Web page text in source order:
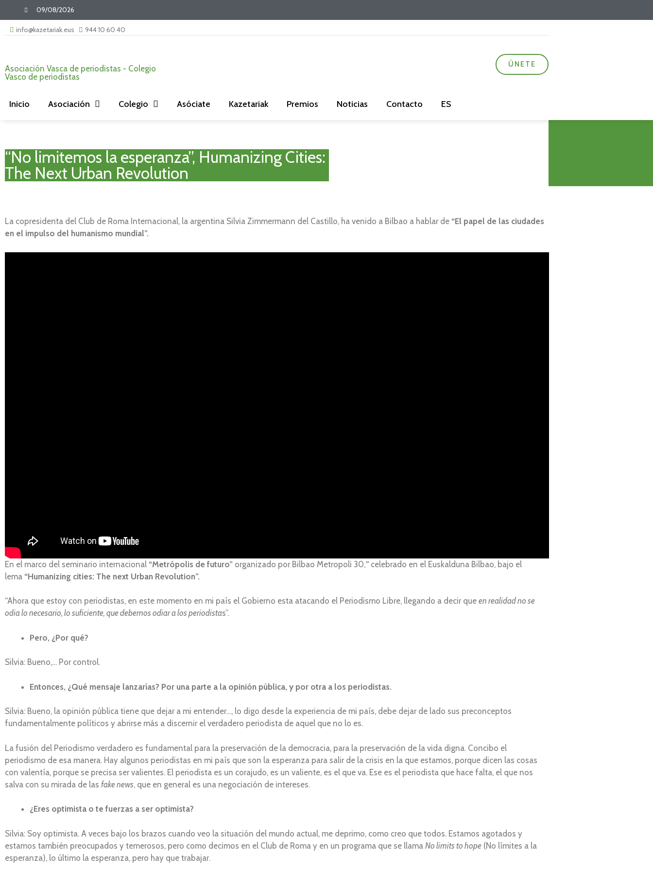
09/08/2026
info@kazetariak.eus 944 10 60 40
Asociación Vasca de periodistas - Colegio
Vasco de periodistas
ÚNETE
Inicio Asociación Colegio Asóciate Kazetariak Premios Noticias Contacto ES
“No limitemos la esperanza”, Humanizing Cities:
The Next Urban Revolution
La copresidenta del Club de Roma Internacional, la argentina Silvia Zimmermann del Castillo, ha venido a Bilbao a hablar de “El papel de las ciudades
en el impulso del humanismo mundial”.
En el marco del seminario internacional “Metrópolis de futuro” organizado por Bilbao Metropoli 30,” celebrado en el Euskalduna Bilbao, bajo el
lema “Humanizing cities: The next Urban Revolution”.
“Ahora que estoy con periodistas, en este momento en mi país el Gobierno esta atacando el Periodismo Libre, llegando a decir que en realidad no se
odia lo necesario, lo suficiente, que debemos odiar a los periodistas”.
Pero, ¿Por qué?
Silvia: Bueno,… Por control.
Entonces, ¿Qué mensaje lanzarías? Por una parte a la opinión pública, y por otra a los periodistas.
Silvia: Bueno, la opinión pública tiene que dejar a mi entender…, lo digo desde la experiencia de mi país, debe dejar de lado sus preconceptos
fundamentalmente políticos y abrirse más a discernir el verdadero periodista de aquel que no lo es.
La fusión del Periodismo verdadero es fundamental para la preservación de la democracia, para la preservación de la vida digna. Concibo el
periodismo de esa manera. Hay algunos periodistas en mi país que son la esperanza para salir de la crisis en la que estamos, porque dicen las cosas
con valentía, porque se precisa ser valientes. El periodista es un corajudo, es un valiente, es el que va. Ese es el periodista que hace falta, el que nos
salva con su mirada de las fake news, que en general es una negociación de intereses.
¿Eres optimista o te fuerzas a ser optimista?
Silvia: Soy optimista. A veces bajo los brazos cuando veo la situación del mundo actual, me deprimo, como creo que todos. Estamos agotados y
estamos también preocupados y temerosos, pero como decimos en el Club de Roma y en un programa que se llama No limits to hope (No límites a la
esperanza), lo último la esperanza, pero hay que trabajar.